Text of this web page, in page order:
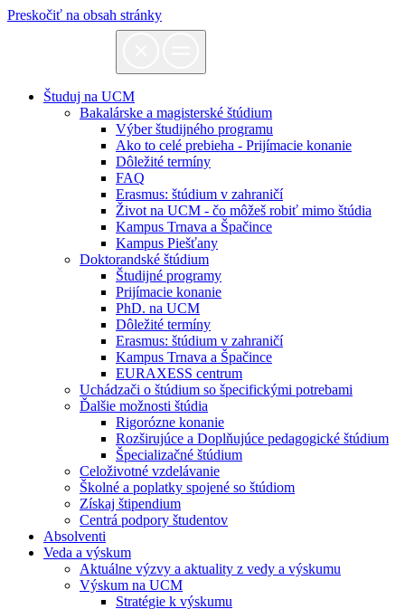
Preskočiť na obsah stránky
Študuj na UCM
Bakalárske a magisterské štúdium
Výber študijného programu
Ako to celé prebieha - Prijímacie konanie
Dôležité termíny
FAQ
Erasmus: štúdium v zahraničí
Život na UCM - čo môžeš robiť mimo štúdia
Kampus Trnava a Špačince
Kampus Piešťany
Doktorandské štúdium
Študijné programy
Prijímacie konanie
PhD. na UCM
Dôležité termíny
Erasmus: štúdium v zahraničí
Kampus Trnava a Špačince
EURAXESS centrum
Uchádzači o štúdium so špecifickými potrebami
Ďalšie možnosti štúdia
Rigorózne konanie
Rozširujúce a Doplňujúce pedagogické štúdium
Špecializačné štúdium
Celoživotné vzdelávanie
Školné a poplatky spojené so štúdiom
Získaj štipendium
Centrá podpory študentov
Absolventi
Veda a výskum
Aktuálne výzvy a aktuality z vedy a výskumu
Výskum na UCM
Stratégie k výskumu